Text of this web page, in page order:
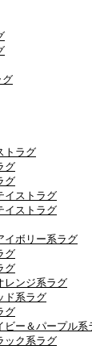
グ
トラグ
グ
グ
イストラグ
イストラグ
イボリー系ラグ
グ
グ
レンジ系ラグ
ド系ラグ
グ
ビー＆パープル系
ック系ラグ